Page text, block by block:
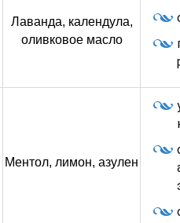
Лаванда, календула,
оливковое масло
Ментол, лимон, азулен